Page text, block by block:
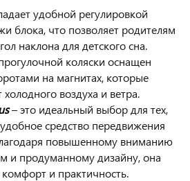
удобной регулировкой
блока, что позволяет родителям
наклона для детского сна.
коляски оснащен
на магнитах, которые
воздуха и ветра.
– это идеальный выбор для тех,
средство передвижения
повышенному вниманию
и продуманному дизайну, она
комфорт и практичность.